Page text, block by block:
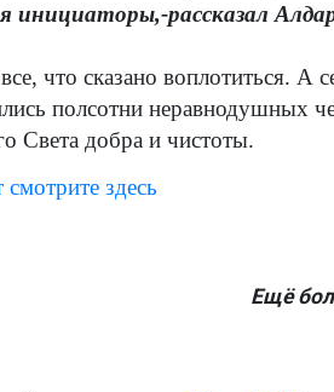
инициаторы,-рассказал
что сказано воплотиться. А
полсотни неравнодушных
Света добра и чистоты.
здесь
Ещё